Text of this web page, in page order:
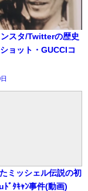
スタ/Twitterの歴史
ョット・GUCCIコ
ミッシェル伝説の初
ﾄﾞﾀｷｬﾝ事件(動画)